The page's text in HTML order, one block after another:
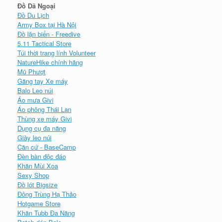
Đồ Dã Ngoại
Đồ Du Lịch
Army Box tại Hà Nội
Đồ lặn biển - Freedive
5.11 Tactical Store
Túi thời trang lính Volunteer
NatureHike chính hãng
Mũ Phượt
Găng tay Xe máy
Balo Leo núi
Áo mưa Givi
Áo phông Thái Lan
Thùng xe máy Givi
Dụng cụ đa năng
Giày leo núi
Căn cứ - BaseCamp
Đèn bàn độc đáo
Khăn Mùi Xoa
Sexy Shop
Đồ lót Bigsize
Đông Trùng Hạ Thảo
Hotgame Store
Khăn Tubb Đa Năng